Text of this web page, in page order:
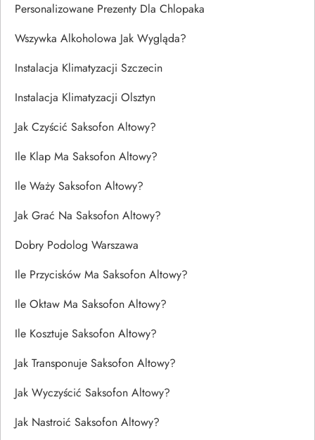
Personalizowane Prezenty Dla Chlopaka
Wszywka Alkoholowa Jak Wygląda?
Instalacja Klimatyzacji Szczecin
Instalacja Klimatyzacji Olsztyn
Jak Czyścić Saksofon Altowy?
Ile Klap Ma Saksofon Altowy?
Ile Waży Saksofon Altowy?
Jak Grać Na Saksofon Altowy?
Dobry Podolog Warszawa
Ile Przycisków Ma Saksofon Altowy?
Ile Oktaw Ma Saksofon Altowy?
Ile Kosztuje Saksofon Altowy?
Jak Transponuje Saksofon Altowy?
Jak Wyczyścić Saksofon Altowy?
Jak Nastroić Saksofon Altowy?